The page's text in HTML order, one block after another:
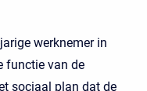
werknemer in
functie van de
sociaal plan dat de